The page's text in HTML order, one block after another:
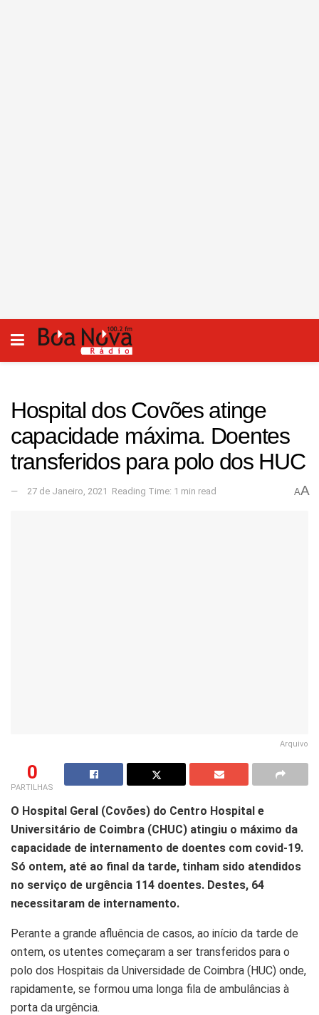
Hospital dos Covões atinge
capacidade máxima. Doentes
transferidos para polo dos HUC
27 de Janeiro, 2021 Reading Time: 1 min read AA
Arquivo
0
PARTILHAS
O Hospital Geral (Covões) do Centro Hospital e
Universitário de Coimbra (CHUC) atingiu o máximo da
capacidade de internamento de doentes com covid-19.
Só ontem, até ao final da tarde, tinham sido atendidos
no serviço de urgência 114 doentes. Destes, 64
necessitaram de internamento.
Perante a grande afluência de casos, ao início da tarde de
ontem, os utentes começaram a ser transferidos para o
polo dos Hospitais da Universidade de Coimbra (HUC) onde,
rapidamente, se formou uma longa fila de ambulâncias à
porta da urgência.